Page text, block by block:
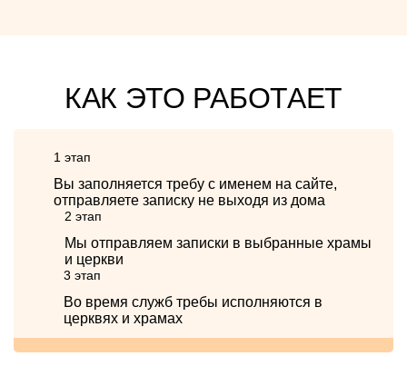
КАК ЭТО РАБОТАЕТ
1 этап
Вы заполняется требу с именем на сайте,
отправляете записку не выходя из дома
2 этап
Мы отправляем записки в выбранные храмы
и церкви
3 этап
Во время служб требы исполняются в
церквях и храмах